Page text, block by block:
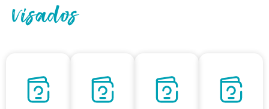
visados